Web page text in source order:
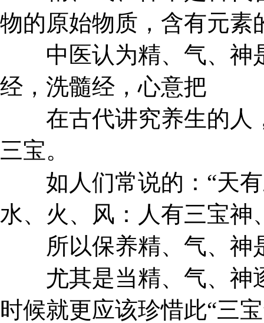
物的原始物质，含有元素
中医认为精、气、神
经，洗髓经，心意把
在古代讲究养生的人
三宝。
如人们常说的：“天有
水、火、风：人有三宝神
所以保养精、气、神
尤其是当精、气、神
时候就更应该珍惜此“三